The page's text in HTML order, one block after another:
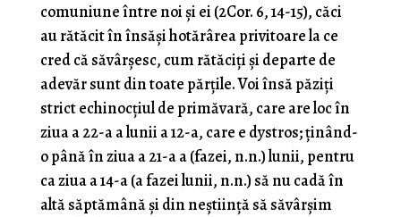
comuniune între noi și ei (2Cor. 6, 14-15), căci
au rătăcit în însăși hotărârea privitoare la ce
cred că săvârșesc, cum rătăciți și departe de
adevăr sunt din toate părțile. Voi însă păziți
strict echinocțiul de primăvară, care are loc în
ziua a 22-a a lunii a 12-a, care e dystros; ținând-
o până în ziua a 21-a a (fazei, n.n.) lunii, pentru
ca ziua a 14-a (a fazei lunii, n.n.) să nu cadă în
altă săptămână și din neștiință să săvârșim